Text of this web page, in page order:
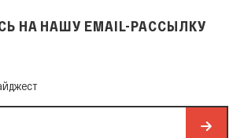
НА НАШУ EMAIL-РАССЫЛКУ
Email-рассылку